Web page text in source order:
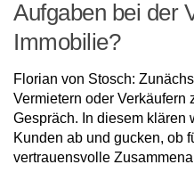
Aufgaben bei der
Immobilie?
Florian von Stosch:
Vermietern oder Verkäufern
Gespräch. In diesem klären
Kunden ab und gucken, ob
vertrauensvolle